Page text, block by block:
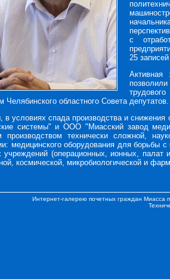
с
25
Активная
Челябинского областного Совета депутатов.
в условиях спада производства и
системы" и ООО "Миасский завод
производством технически сложной,
медицинского оборудования для борьбы
учреждений (операционных, ионных, палат
космической, микробиологической и
Интернет-галерею почетных граждан Миасса